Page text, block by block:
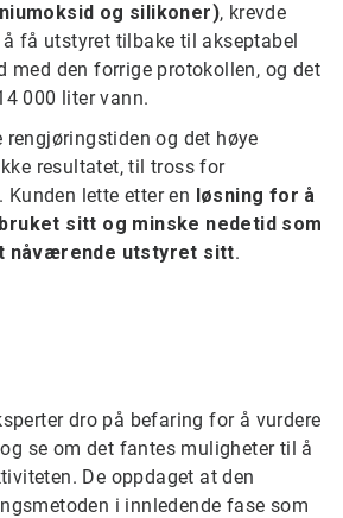
og silikoner), krevde
få utstyret tilbake til akseptabel
med den forrige protokollen, og det
000 liter vann.
rengjøringstiden og det høye
resultatet, til tross for
Kunden lette etter en løsning for å
sitt og minske nedetid som
nåværende utstyret sitt.
dro på befaring for å vurdere
se om det fantes muligheter til å
De oppdaget at den
i innledende fase som